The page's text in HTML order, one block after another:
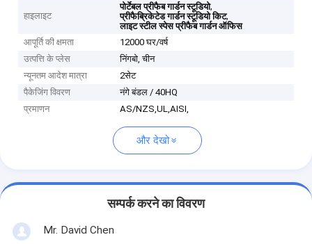
हाइलाइट
पोर्टेबल प्रीफैब गार्डन स्टूडियो,
प्रीफैब्रिकेटेड गार्डन स्टूडियो किट,
लाइट स्टील स्पेस प्रीफैब गार्डन ऑफिस
आपूर्ति की क्षमता
12000 घर/वर्ष
उत्पत्ति के प्लेस
निंगबो, चीन
न्यूनतम आदेश मात्रा
2सेट
पैकेजिंग विवरण
नंगे बंडल / 40HQ
प्रमाणन
AS/NZS,UL,AISI,
और देखो
सम्पर्क करने का विवरण
Mr. David Chen